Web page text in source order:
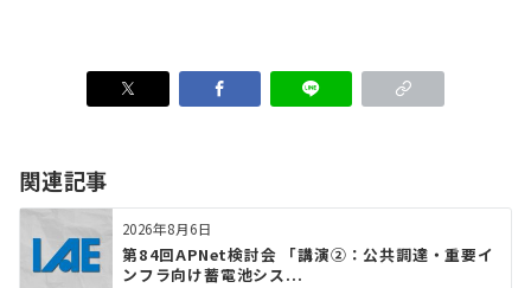
関連記事
2026年8月6日
第84回APNet検討会 「講演②：公共調達・重要イ
ンフラ向け蓄電池シス...